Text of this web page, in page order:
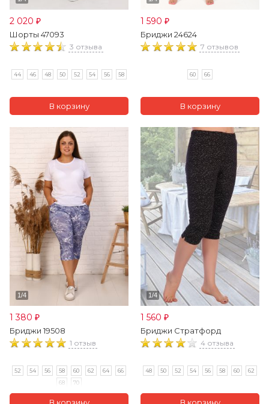
2 020 ₽
Шорты 47093
3 отзыва
44 46 48 50 52 54 56 58
1 590 ₽
Бриджи 24624
7 отзывов
60 66
1 380 ₽
Бриджи 19508
1 отзыв
52 54 56 58 60 62 64
66
68
70
1 560 ₽
Бриджи Стратфорд
4 отзыва
48 50 52 54 56 58 60 62